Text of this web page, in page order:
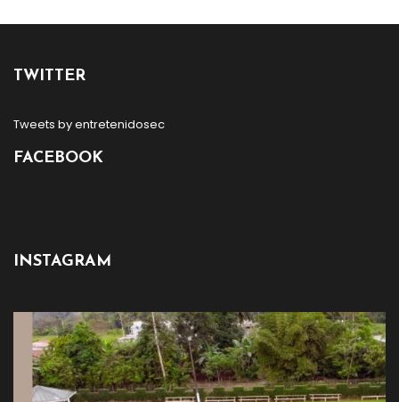
TWITTER
Tweets by entretenidosec
FACEBOOK
INSTAGRAM